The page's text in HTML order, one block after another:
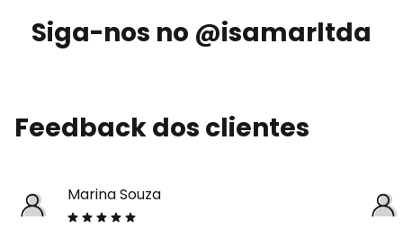
Siga-nos no @isamarltda
Feedback dos clientes
Marina Souza